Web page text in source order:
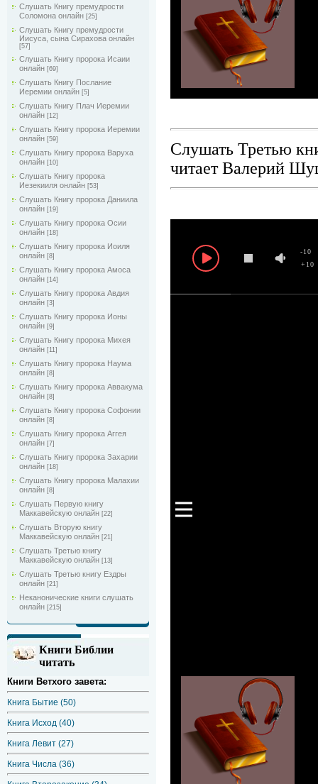
Слушать Книгу премудрости
Соломона онлайн [25]
Слушать Книгу премудрости
Иисуса, сына Сирахова онлайн
[57]
Слушать Книгу пророка Исаии
онлайн [69]
Слушать Книгу Послание
Иеремии онлайн [5]
Слушать Книгу Плач Иеремии
онлайн [12]
Слушать Книгу пророка Иеремии
онлайн [59]
Слушать Книгу пророка Варуха
онлайн [10]
Слушать Книгу пророка
Иезекииля онлайн [53]
Слушать Книгу пророка Даниила
онлайн [19]
Слушать Книгу пророка Осии
онлайн [18]
Слушать Книгу пророка Иоиля
онлайн [8]
Слушать Книгу пророка Амоса
онлайн [14]
Слушать Книгу пророка Авдия
онлайн [3]
Слушать Книгу пророка Ионы
онлайн [9]
Слушать Книгу пророка Михея
онлайн [11]
Слушать Книгу пророка Наума
онлайн [8]
Слушать Книгу пророка Аввакума
онлайн [8]
Слушать Книгу пророка Софонии
онлайн [8]
Слушать Книгу пророка Аггея
онлайн [7]
Слушать Книгу пророка Захарии
онлайн [18]
Слушать Книгу пророка Малахии
онлайн [8]
Слушать Первую книгу
Маккавейскую онлайн [22]
Слушать Вторую книгу
Маккавейскую онлайн [21]
Слушать Третью книгу
Маккавейскую онлайн [13]
Слушать Третью книгу Ездры
онлайн [21]
Неканонические книги слушать
онлайн [215]
Книги Библии
читать
Книги Ветхого завета:
Книга Бытие (50)
Книга Исход (40)
Книга Левит (27)
Книга Числа (36)
Слушать Третью
читает Валерий
+10
-10